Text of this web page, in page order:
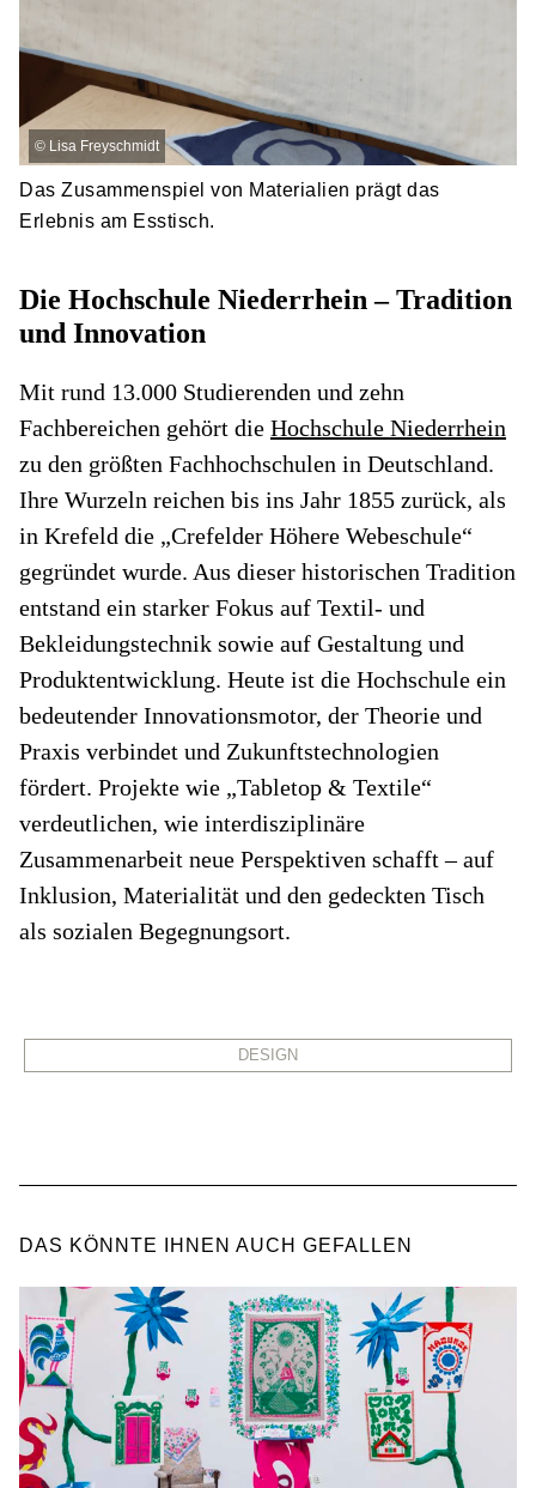
© Lisa Freyschmidt
Das Zusammenspiel von Materialien prägt das
Erlebnis am Esstisch.
Die Hochschule Niederrhein – Tradition
und Innovation
Mit rund 13.000 Studierenden und zehn
Fachbereichen gehört die Hochschule Niederrhein
zu den größten Fachhochschulen in Deutschland.
Ihre Wurzeln reichen bis ins Jahr 1855 zurück, als
in Krefeld die „Crefelder Höhere Webeschule“
gegründet wurde. Aus dieser historischen Tradition
entstand ein starker Fokus auf Textil- und
Bekleidungstechnik sowie auf Gestaltung und
Produktentwicklung. Heute ist die Hochschule ein
bedeutender Innovationsmotor, der Theorie und
Praxis verbindet und Zukunftstechnologien
fördert. Projekte wie „Tabletop & Textile“
verdeutlichen, wie interdisziplinäre
Zusammenarbeit neue Perspektiven schafft – auf
Inklusion, Materialität und den gedeckten Tisch
als sozialen Begegnungsort.
DESIGN
DAS KÖNNTE IHNEN AUCH GEFALLEN